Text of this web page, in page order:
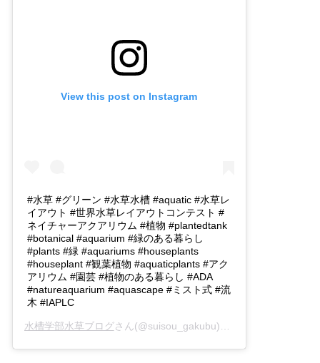
View this post on Instagram
#水草 #グリーン #水草水槽 #aquatic #水草レ
イアウト #世界水草レイアウトコンテスト #
ネイチャーアクアリウム #植物 #plantedtank
#botanical #aquarium #緑のある暮らし
#plants #緑 #aquariums #houseplants
#houseplant #観葉植物 #aquaticplants #アク
アリウム #園芸 #植物のある暮らし #ADA
#natureaquarium #aquascape #ミスト式 #流
木 #IAPLC
水槽学部水草ブログさん(@suisou_gakubu)がシェアした投稿 -